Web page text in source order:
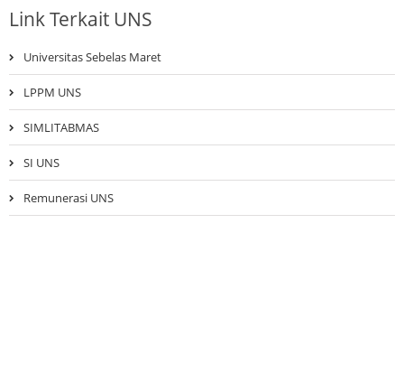
Link Terkait UNS
Universitas Sebelas Maret
LPPM UNS
SIMLITABMAS
SI UNS
Remunerasi UNS